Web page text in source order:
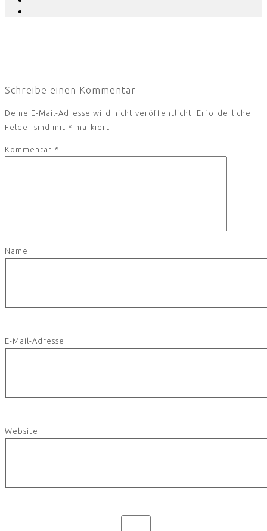
Schreibe einen Kommentar
Deine E-Mail-Adresse wird nicht veröffentlicht.
Erforderliche
Felder sind mit * markiert
Kommentar *
Name
E-Mail-Adresse
Website